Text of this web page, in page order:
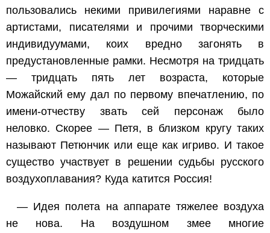
пользовались некими привилегиями наравне с
артистами, писателями и прочими творческими
индивидуумами, коих вредно загонять в
предустановленные рамки. Несмотря на тридцать
— тридцать пять лет возраста, которые
Можайский ему дал по первому впечатлению, по
имени-отчеству звать сей персонаж было
неловко. Скорее — Петя, в близком кругу таких
называют Петюнчик или еще как игриво. И такое
существо участвует в решении судьбы русского
воздухоплавания? Куда катится Россия!
— Идея полета на аппарате тяжелее воздуха
не нова. На воздушном змее многие